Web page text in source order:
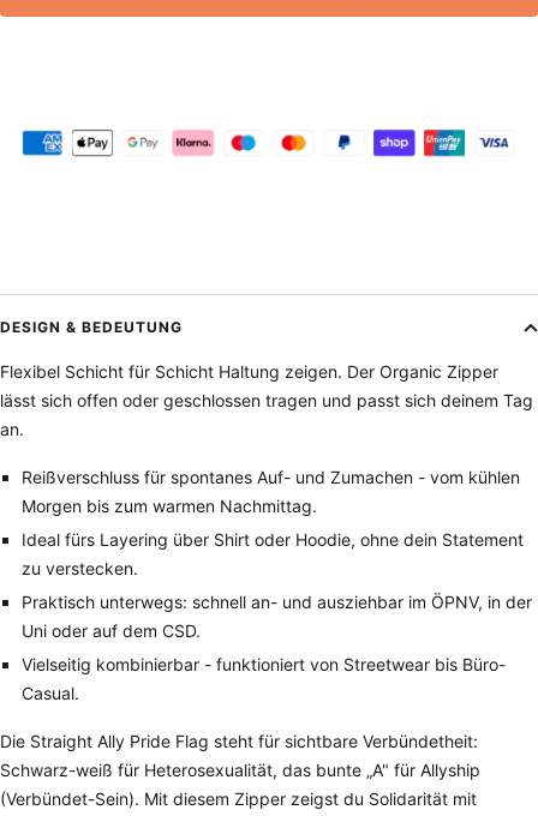
DESIGN & BEDEUTUNG
Flexibel Schicht für Schicht Haltung zeigen. Der Organic Zipper
lässt sich offen oder geschlossen tragen und passt sich deinem Tag
an.
Reißverschluss für spontanes Auf- und Zumachen - vom kühlen
Morgen bis zum warmen Nachmittag.
Ideal fürs Layering über Shirt oder Hoodie, ohne dein Statement
zu verstecken.
Praktisch unterwegs: schnell an- und ausziehbar im ÖPNV, in der
Uni oder auf dem CSD.
Vielseitig kombinierbar - funktioniert von Streetwear bis Büro-
Casual.
Die Straight Ally Pride Flag steht für sichtbare Verbündetheit:
Schwarz-weiß für Heterosexualität, das bunte „A" für Allyship
(Verbündet-Sein). Mit diesem Zipper zeigst du Solidarität mit